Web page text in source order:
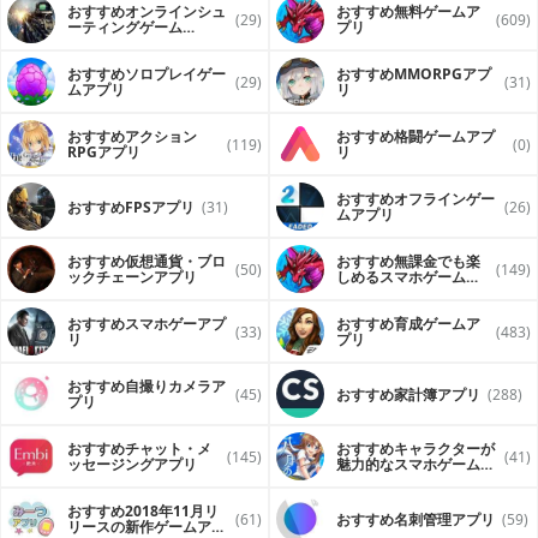
おすすめオンラインシュ
ーティングゲーム (29) おすすめ無料ゲームア
プリ (609)
おすすめソロプレイゲー
ムアプリ (29) おすすめ MMORPGアプ
リ (31)
おすすめアクション
RPGアプリ (119) おすすめ格闘ゲームアプ
リ (0)
おすすめFPSアプリ (31) おすすめオフラインゲー
ムアプリ (26)
おすすめ仮想通貨・ブロ
ックチェーンアプリ (50) おすすめ無課金でも楽
しめるスマホゲームア (149)
おすすめスマホゲーアプ
リ (33) おすすめ育成ゲームア
プリ (483)
おすすめ自撮りカメラア
プリ (45) おすすめ家計簿アプリ (288)
おすすめチャット・メ
ッセージングアプリ (145) おすすめキャラクターが
魅力的なスマホゲームア (41)
おすすめ2018年11月リ
リースの新作ゲームアプ (61) おすすめ名刺管理アプリ (59)